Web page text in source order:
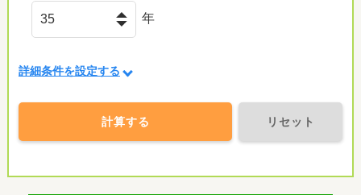
年
詳細条件を設定する
計算する リセット